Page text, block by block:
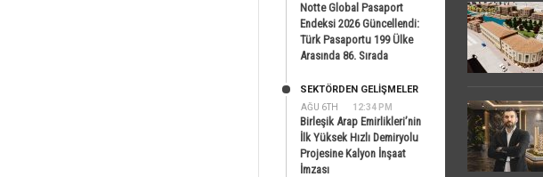
Notte Global Pasaport
Endeksi 2026 Güncellendi:
Türk Pasaportu 199 Ülke
Arasında 86. Sırada
AĞU 6TH 12:34 PM
SEKTÖRDEN GELIŞMELER
Birleşik Arap Emirlikleri’nin
İlk Yüksek Hızlı Demiryolu
Projesine Kalyon İnşaat
İmzası